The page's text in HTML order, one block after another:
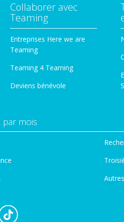
Collaborer avec
Teaming
Entreprises Here we are
Teaming
Teaming 4 Teaming
Deviens bénévole
par mois